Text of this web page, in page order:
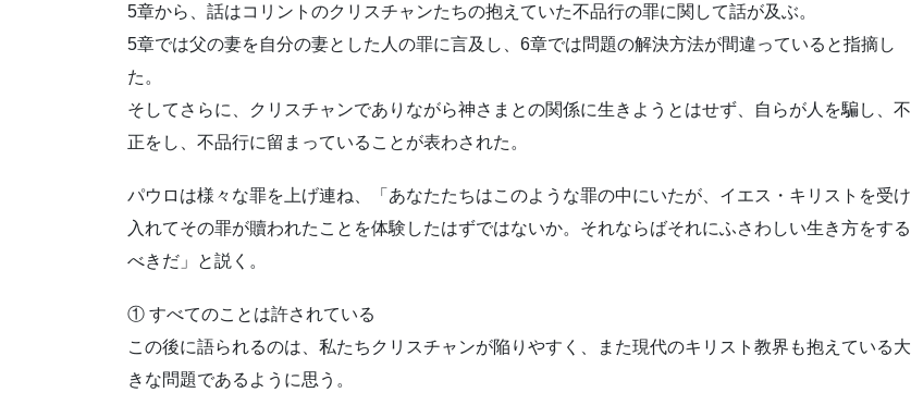
5章から、話はコリントのクリスチャンたちの抱えていた不品行の罪に関して話が及ぶ。
5章では父の妻を自分の妻とした人の罪に言及し、6章では問題の解決方法が間違っていると指摘し
た。
そしてさらに、クリスチャンでありながら神さまとの関係に生きようとはせず、自らが人を騙し、不
正をし、不品行に留まっていることが表わされた。
パウロは様々な罪を上げ連ね、「あなたたちはこのような罪の中にいたが、イエス・キリストを受け
入れてその罪が贖われたことを体験したはずではないか。それならばそれにふさわしい生き方をする
べきだ」と説く。
① すべてのことは許されている
この後に語られるのは、私たちクリスチャンが陥りやすく、また現代のキリスト教界も抱えている大
きな問題であるように思う。